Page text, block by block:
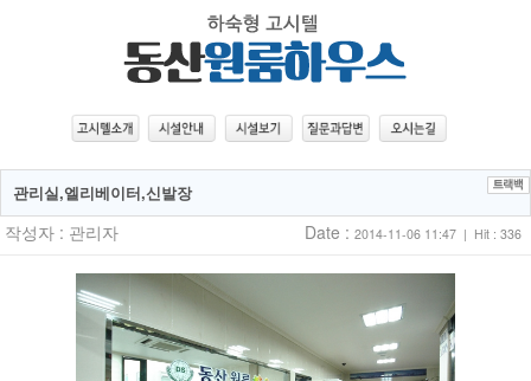
관리실,엘리베이터,신발장
작성자 : 관리자 Date : 2014-11-06 11:47 | Hit : 336